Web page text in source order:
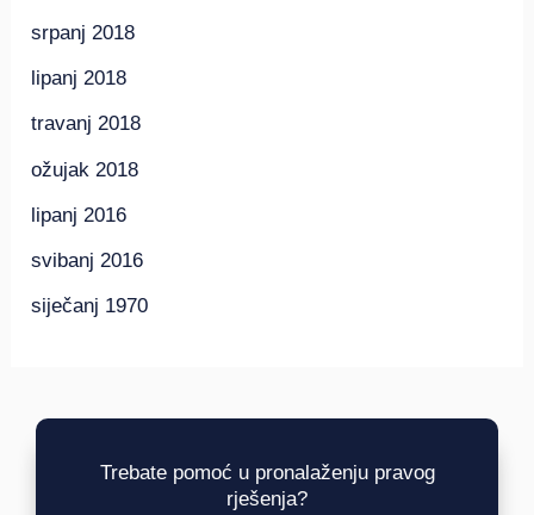
srpanj 2018
lipanj 2018
travanj 2018
ožujak 2018
lipanj 2016
svibanj 2016
siječanj 1970
Trebate pomoć u pronalaženju pravog
rješenja?